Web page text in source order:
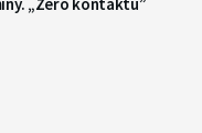
„Zero kontaktu”